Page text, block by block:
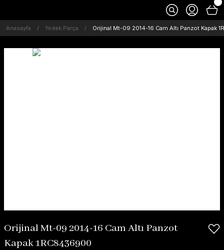
Anasayfa Yedek Parça Orijinal Mt-09 2014-16 Cam Altı Panzot Kapak
Orijinal Mt-09 2014-16 Cam Altı Panzot
Kapak 1RC8436900